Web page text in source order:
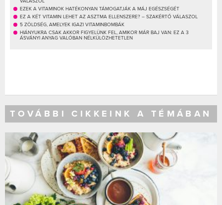
EZEK A VITAMINOK HATÉKONYAN TÁMOGATJÁK A MÁJ EGÉSZSÉGÉT
EZ A KÉT VITAMIN LEHET AZ ASZTMA ELLENSZERE? – SZAKÉRTŐ VÁLASZOL
5 ZÖLDSÉG, AMELYEK IGAZI VITAMINBOMBÁK
HIÁNYUKRA CSAK AKKOR FIGYELÜNK FEL, AMIKOR MÁR BAJ VAN: EZ A 3
ÁSVÁNYI ANYAG VALÓBAN NÉLKÜLÖZHETETLEN
TOVÁBBI CIKKEINK A TÉMÁBAN